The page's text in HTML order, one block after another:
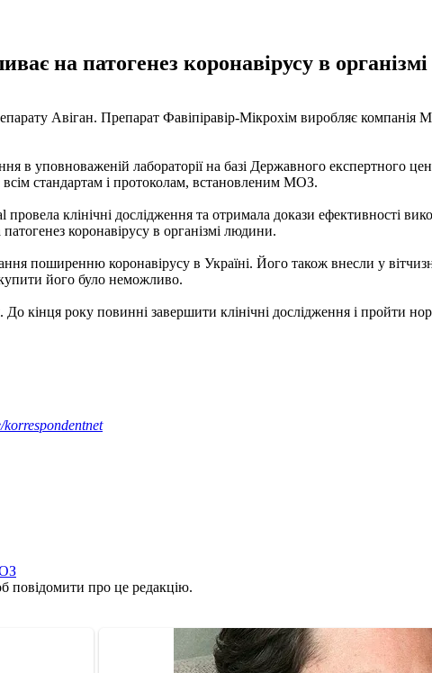
на патогенез коронавірусу в
Авіган. Препарат Фавіпіравір-Мікрохім виробляє компанія
уповноваженій лабораторії на базі Державного експертного
всім стандартам і протоколам, встановленим МОЗ.
клінічні дослідження та отримала докази ефективності
коронавірусу в організмі людини.
поширенню коронавірусу в Україні. Його також внесли у
його було неможливо.
До кінця року повинні завершити клінічні дослідження і пройти
korrespondentnet
повідомити про це редакцію.